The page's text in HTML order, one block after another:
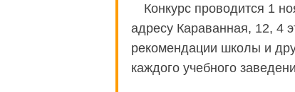
Конкурс проводится 1
адресу Караванная, 12, 4
рекомендации школы и
каждого учебного